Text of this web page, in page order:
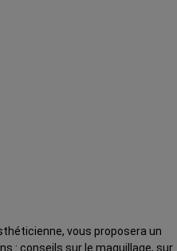
vous proposera un
: conseils sur le maquillage, sur